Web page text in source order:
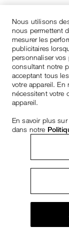
Nous utilisons
nous permettent
mesurer les
publicitaires
personnaliser
consultant notre
acceptant tous
votre appareil.
nécessitent votre
appareil.
En savoir plus
dans notre